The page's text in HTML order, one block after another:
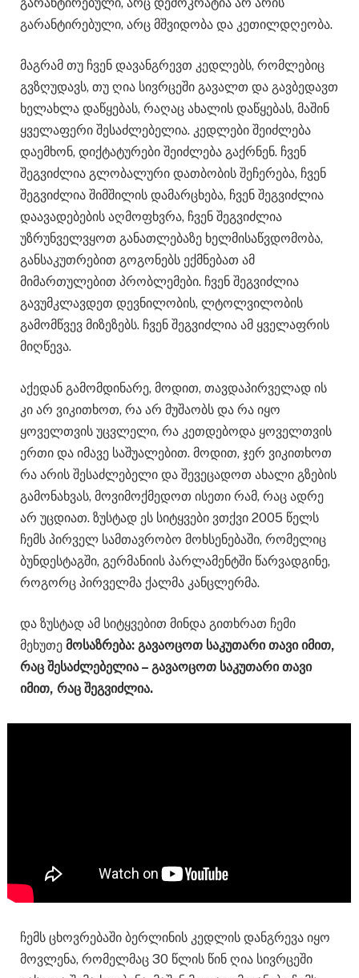
გარანტირებული, არც მშვიდობა და კეთილდღეობა.
მაგრამ თუ ჩვენ დავანგრევთ კედლებს, რომლებიც
გვზღუდავს, თუ ღია სივრცეში გავალთ და გავბედავთ
ხელახლა დაწყებას, რაღაც ახალის დაწყებას, მაშინ
ყველაფერი შესაძლებელია. კედლები შეიძლება
დაემხონ, დიქტატურები შეიძლება გაქრნენ. ჩვენ
შეგვიძლია გლობალური დათბობის შეჩერება, ჩვენ
შეგვიძლია შიმშილის დამარცხება, ჩვენ შეგვიძლია
დაავადებების აღმოფხვრა, ჩვენ შეგვიძლია
უზრუნველვყოთ განათლებაზე ხელმისაწვდომობა,
განსაკუთრებით გოგონებს ექმნებათ ამ
მიმართულებით პრობლემები. ჩვენ შეგვიძლია
გავუმკლავდეთ დევნილობის, ლტოლვილობის
გამომწვევ მიზეზებს. ჩვენ შეგვიძლია ამ ყველაფრის
მიღწევა.
აქედან გამომდინარე, მოდით, თავდაპირველად ის
კი არ ვიკითხოთ, რა არ მუშაობს და რა იყო
ყოველთვის უცვლელი, რა კეთდებოდა ყოველთვის
ერთი და იმავე საშუალებით. მოდით, ჯერ ვიკითხოთ
რა არის შესაძლებელი და შევეცადოთ ახალი გზების
გამონახვას, მოვიმოქმედოთ ისეთი რამ, რაც ადრე
არ უცდიათ. ზუსტად ეს სიტყვები ვთქვი 2005 წელს
ჩემს პირველ სამთავრობო მოხსენებაში, რომელიც
ბუნდესტაგში, გერმანიის პარლამენტში წარვადგინე,
როგორც პირველმა ქალმა კანცლერმა.
და ზუსტად ამ სიტყვებით მინდა გითხრათ ჩემი
მეხუთე მოსაზრება: გავაოცოთ საკუთარი თავი იმით,
რაც შესაძლებელია – გავაოცოთ საკუთარი თავი
იმით, რაც შეგვიძლია.
ჩემს ცხოვრებაში ბერლინის კედლის დანგრევა იყო
მოვლენა, რომელმაც 30 წლის წინ ღია სივრცეში